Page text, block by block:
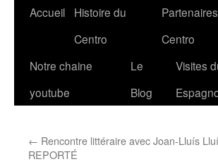
Accueil
Histoire du
Centro
Centro
Notre chaine
youtube
Le
Blog
Visites
← Rencontre littéraire avec Joan-Lluís
REPORTÉ